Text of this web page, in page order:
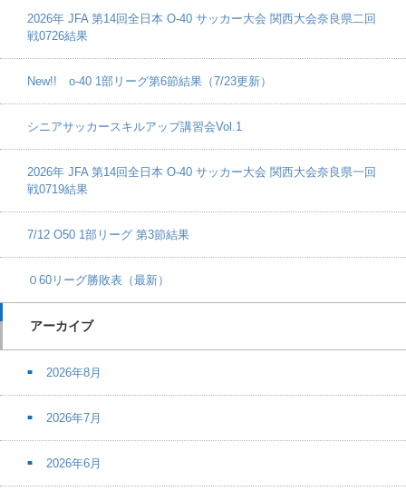
2026年 JFA 第14回全日本 O-40 サッカー大会 関西大会奈良県二回
戦0726結果
New!! o-40 1部リーグ第6節結果（7/23更新）
シニアサッカースキルアップ講習会Vol.1
2026年 JFA 第14回全日本 O-40 サッカー大会 関西大会奈良県一回
戦0719結果
7/12 O50 1部リーグ 第3節結果
０60リーグ勝敗表（最新）
アーカイブ
2026年8月
2026年7月
2026年6月